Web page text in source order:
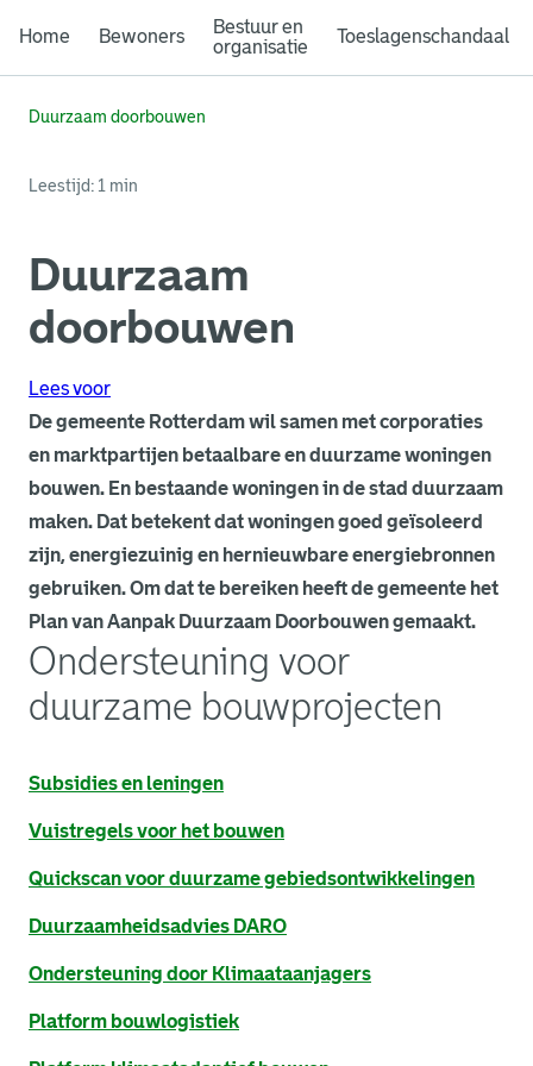
Home Bewoners
Bestuur en
organisatie
Toeslagenschandaal
Duurzaam doorbouwen
Leestijd: 1 min
Duurzaam
doorbouwen
Lees voor
De gemeente Rotterdam wil samen met corporaties
en marktpartijen betaalbare en duurzame woningen
bouwen. En bestaande woningen in de stad duurzaam
maken. Dat betekent dat woningen goed geïsoleerd
zijn, energiezuinig en hernieuwbare energiebronnen
gebruiken. Om dat te bereiken heeft de gemeente het
Plan van Aanpak Duurzaam Doorbouwen gemaakt.
Ondersteuning voor
duurzame bouwprojecten
Subsidies en leningen
Vuistregels voor het bouwen
Quickscan voor duurzame gebiedsontwikkelingen
. Link opent een externe pagina in een nieuw
Duurzaamheidsadvies DARO
. Link opent een externe pagina in een nieuw
Ondersteuning door Klimaataanjagers
Platform bouwlogistiek
. Link opent een externe pagina in een nieuw